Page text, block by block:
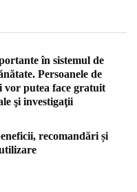
în sistemul de
Persoanele de
vor putea face gratuit
şi investigaţii
recomandări și